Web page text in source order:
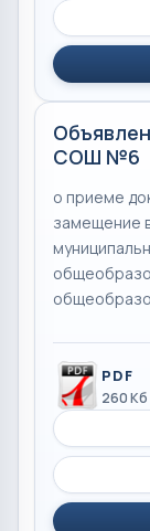
СОШ №6
о приеме
замещение
PDF
260 Кб